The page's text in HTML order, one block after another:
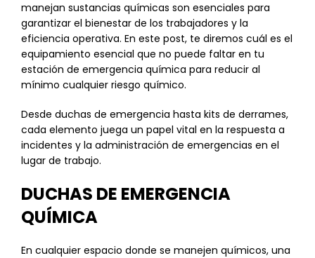
manejan sustancias químicas son esenciales para
garantizar el bienestar de los trabajadores y la
eficiencia operativa. En este post, te diremos cuál es el
equipamiento esencial que no puede faltar en tu
estación de emergencia química para reducir al
mínimo cualquier riesgo químico.
Desde duchas de emergencia hasta kits de derrames,
cada elemento juega un papel vital en la respuesta a
incidentes y la administración de emergencias en el
lugar de trabajo.
DUCHAS DE EMERGENCIA
QUÍMICA
En cualquier espacio donde se manejen químicos, una